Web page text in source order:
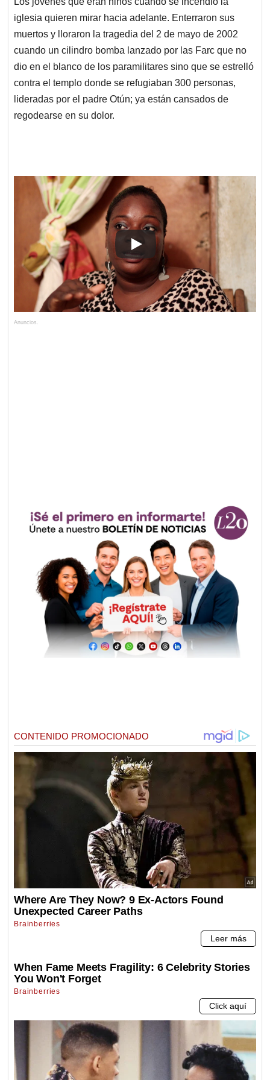
s
A
p
p
b
o
o
k
e
d
I
n
l
a
d
s
iglesia quieren mirar hacia adelante. Enterraron sus
muertos y lloraron la tragedia del 2 de mayo de 2002
cuando un cilindro bomba lanzado por las Farc que no
dio en el blanco de los paramilitares sino que se estrelló
contra el templo donde se refugiaban 300 personas,
lideradas por el padre Otún; ya están cansados de
regodearse en su dolor.
Anuncios.